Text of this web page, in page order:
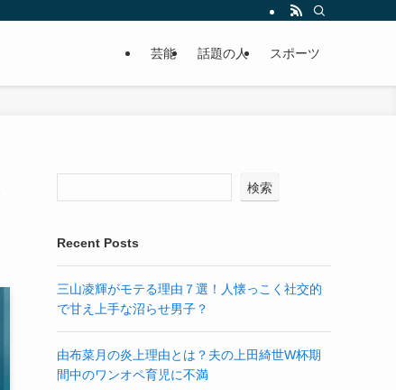
芸能 話題の人 スポーツ
検索
Recent Posts
三山凌輝がモテる理由７選！人懐っこく社交的
で甘え上手な沼らせ男子？
由布菜月の炎上理由とは？夫の上田綺世W杯期
間中のワンオペ育児に不満